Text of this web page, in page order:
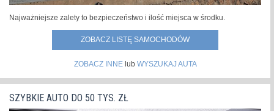
Najważniejsze zalety to bezpieczeństwo i ilość miejsca w środku.
ZOBACZ LISTĘ SAMOCHODÓW
ZOBACZ INNElub WYSZUKAJ AUTA
SZYBKIE AUTO DO 50 TYS. ZŁ